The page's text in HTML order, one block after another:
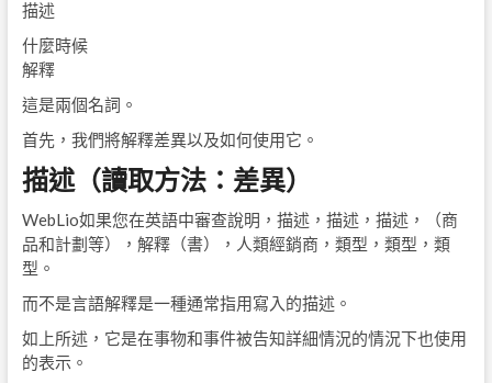
描述
什麼時候
解釋
這是兩個名詞。
首先，我們將解釋差異以及如何使用它。
描述（讀取方法：差異）
WebLio如果您在英語中審查說明，描述，描述，描述，（商
品和計劃等），解釋（書），人類經銷商，類型，類型，類
型。
而不是言語解釋是一種通常指用寫入的描述。
如上所述，它是在事物和事件被告知詳細情況的情況下也使用
的表示。